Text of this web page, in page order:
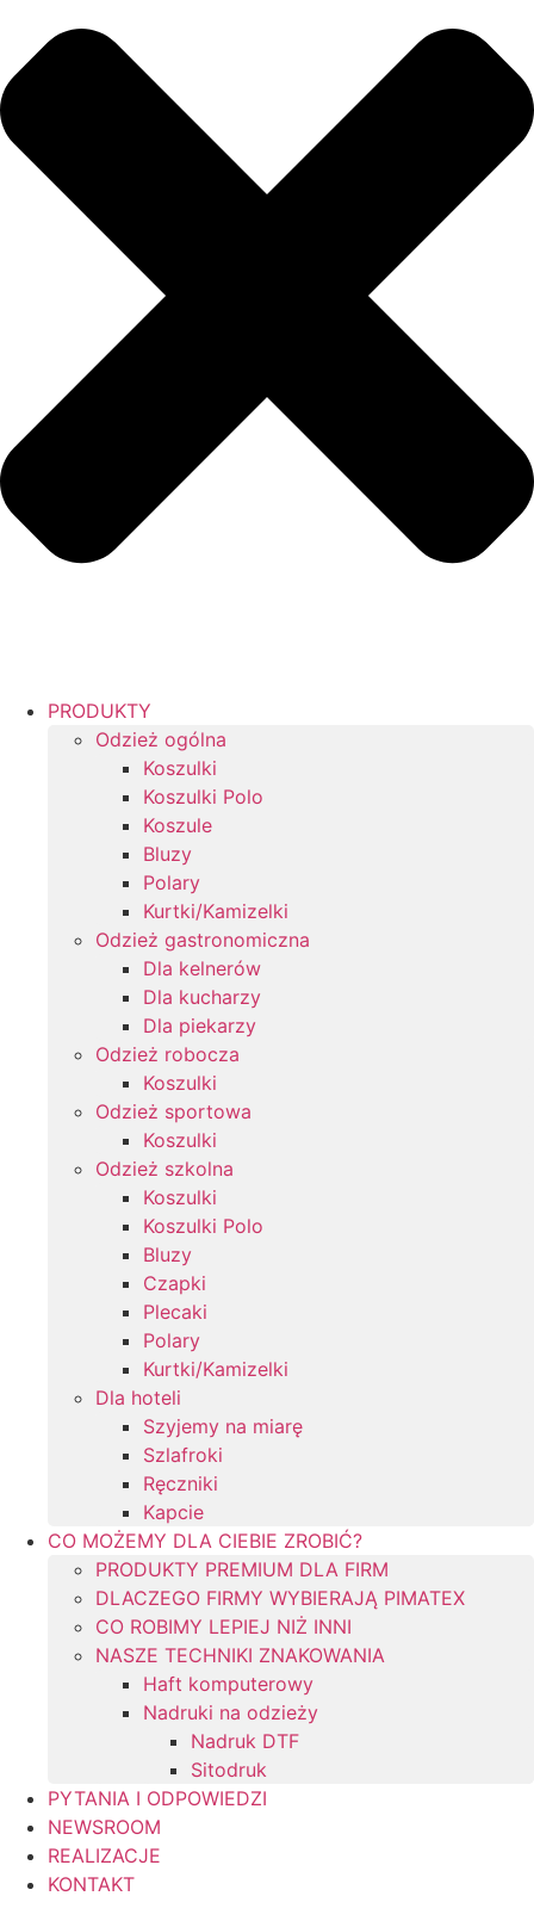
PRODUKTY
Odzież ogólna
Koszulki
Koszulki Polo
Koszule
Bluzy
Polary
Kurtki/Kamizelki
Odzież gastronomiczna
Dla kelnerów
Dla kucharzy
Dla piekarzy
Odzież robocza
Koszulki
Odzież sportowa
Koszulki
Odzież szkolna
Koszulki
Koszulki Polo
Bluzy
Czapki
Plecaki
Polary
Kurtki/Kamizelki
Dla hoteli
Szyjemy na miarę
Szlafroki
Ręczniki
Kapcie
CO MOŻEMY DLA CIEBIE ZROBIĆ?
PRODUKTY PREMIUM DLA FIRM
DLACZEGO FIRMY WYBIERAJĄ PIMATEX
CO ROBIMY LEPIEJ NIŻ INNI
NASZE TECHNIKI ZNAKOWANIA
Haft komputerowy
Nadruki na odzieży
Nadruk DTF
Sitodruk
PYTANIA I ODPOWIEDZI
NEWSROOM
REALIZACJE
KONTAKT